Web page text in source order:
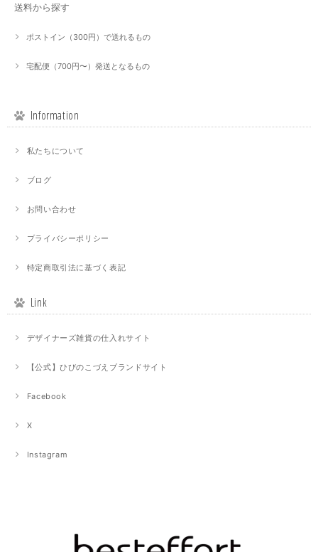
送料から探す
ポストイン（300円）で送れるもの
宅配便（700円〜）発送となるもの
Information
私たちについて
ブログ
お問い合わせ
プライバシーポリシー
特定商取引法に基づく表記
Link
デザイナーズ雑貨の仕入れサイト
【公式】ひびのこづえブランドサイト
Facebook
X
Instagram